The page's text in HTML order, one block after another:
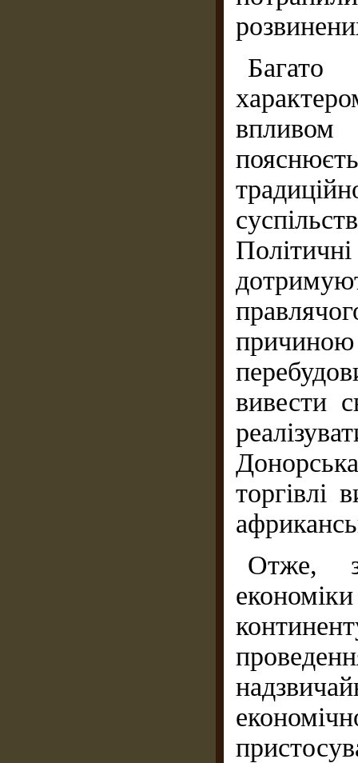
Багато
впливом
причиною
вивести
торгівлі
Отже,